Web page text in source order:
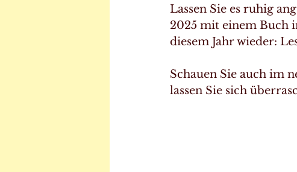
Lassen Sie es ruhig
2025 mit einem Buch
diesem Jahr wieder:
Schauen Sie auch im
lassen Sie sich